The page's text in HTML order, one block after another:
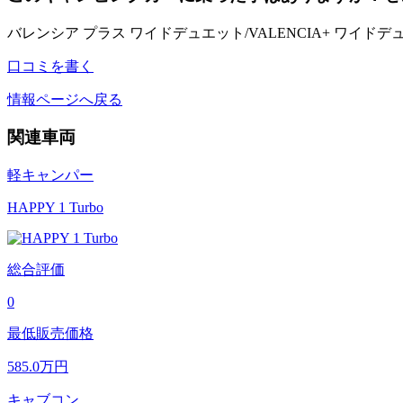
バレンシア プラス ワイドデュエット/VALENCIA+ ワイドデ
口コミを書く
情報ページへ戻る
関連車両
軽キャンパー
HAPPY 1 Turbo
総合評価
0
最低販売価格
585.0万円
キャブコン